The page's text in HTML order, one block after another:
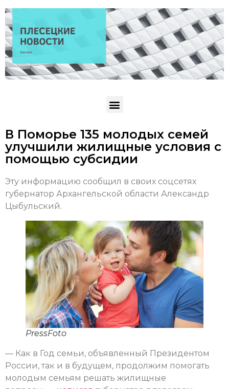
В Поморье 135 молодых семей
улучшили жилищные условия с
помощью субсидии
Эту информацию сообщил в своих соцсетях
губернатор Архангельской области Александр
Цыбульский.
PressFoto
— Как в Год семьи, объявленный Президентом
России, так и в будущем, продолжим помогать
молодым семьям решать жилищные